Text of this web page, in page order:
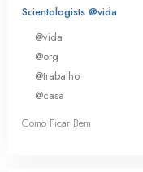
Scientologists @vida
@vida
@org
@trabalho
@casa
Como Ficar Bem